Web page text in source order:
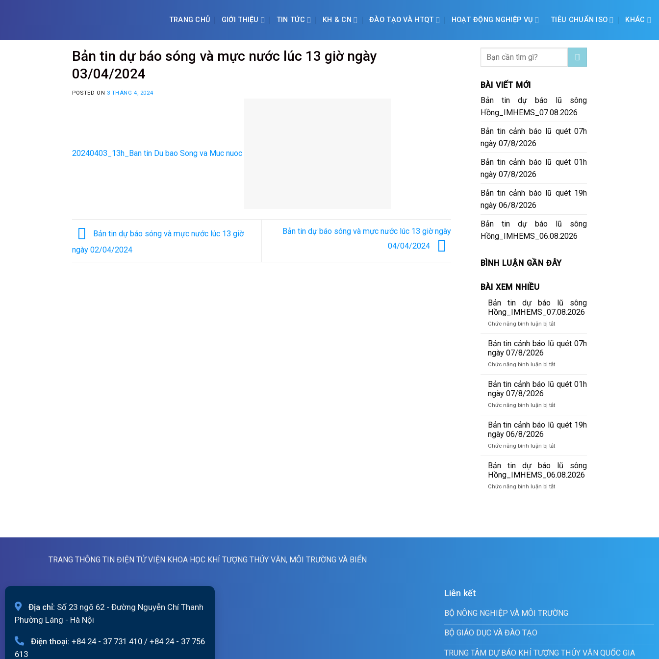
TRANG CHỦ GIỚI THIỆU TIN TỨC KH & CN ĐÀO TẠO VÀ HTQT HOẠT ĐỘNG NGHIỆP VỤ TIÊU CHUẨN ISO KHÁC
Bản tin dự báo sóng và mực nước lúc 13 giờ ngày
03/04/2024
POSTED ON 3 THÁNG 4, 2024
20240403_13h_Ban tin Du bao Song va Muc nuoc
Bản tin dự báo sóng và mực nước lúc 13 giờ
ngày 02/04/2024
Bản tin dự báo sóng và mực nước lúc 13 giờ ngày
04/04/2024
BÀI VIẾT MỚI
Bản tin dự báo lũ sông
Hồng_IMHEMS_07.08.2026
Bản tin cảnh báo lũ quét 07h
ngày 07/8/2026
Bản tin cảnh báo lũ quét 01h
ngày 07/8/2026
Bản tin cảnh báo lũ quét 19h
ngày 06/8/2026
Bản tin dự báo lũ sông
Hồng_IMHEMS_06.08.2026
BÌNH LUẬN GẦN ĐÂY
BÀI XEM NHIỀU
Bản tin dự báo lũ sông
Hồng_IMHEMS_07.08.2026
Chức năng bình luận bị tắtở
tin
dự
lũ
Hồng_IMHEMS_07.08.2026
Bản tin cảnh báo lũ quét 07h
ngày 07/8/2026
Chức năng bình luận bị tắtở
tin
cảnh
lũ
07h
07/8/2026
Bản tin cảnh báo lũ quét 01h
ngày 07/8/2026
Chức năng bình luận bị tắtở
tin
cảnh
lũ
01h
ngày
07/8/2026
Bản tin cảnh báo lũ quét 19h
ngày 06/8/2026
Chức năng bình luận bị tắtở
tin
cảnh
lũ
Bản tin dự báo lũ sông
Hồng_IMHEMS_06.08.2026
Chức năng bình luận bị tắtở
sông
TRANG THÔNG TIN ĐIỆN TỬ VIỆN KHOA HỌC KHÍ TƯỢNG THỦY VĂN, MÔI TRƯỜNG VÀ BIỂN
Địa chỉ: Số 23 ngõ 62 - Đường Nguyễn Chí Thanh
Phường Láng - Hà Nội
Điện thoại: +84 24 - 37 731 410 / +84 24 - 37 756
613
Liên kết
BỘ NÔNG NGHIỆP VÀ MÔI TRƯỜNG
BỘ GIÁO DỤC VÀ ĐÀO TẠO
TRUNG TÂM DỰ BÁO KHÍ TƯỢNG THỦY VĂN QUỐC GIA